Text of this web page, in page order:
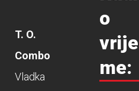
T. O.
Combo
Vladka
o
vrije
me: